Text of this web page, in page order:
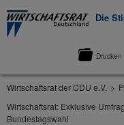
Die
Drucken
Wirtschaftsrat der CDU e.V.
Wirtschaftsrat: Exklusive
Bundestagswahl